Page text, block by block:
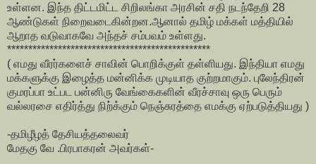
உள்ளன. இந்த திட்டமிட்ட சிறிலங்கா அரசின் சதி நடந்தேறி 28
ஆண்டுகள் நிறைவடைகின்றன.ஆனால் தமிழ் மக்கள் மத்தியில்
ஆறாத வடுவாகவே அந்தச் சம்பவம் உள்ளது.
************************************************
( எமது வீரர்களைச் சாவின் பொறிக்குள் தள்ளியது. இந்தியா எமது
மக்களுக்கு இழைத்த மன்னிக்க முடியாத குற்றமாகும். புலேந்திரன்
குமரப்பா உட்பட பன்னிரு வேங்கைகளின் வீரச்சாவு ஒரு பெரும்
வல்லரசை எதிர்த்து நிற்க்கும் நெஞ்சுரத்தை எமக்கு ஏற்படுத்தியது )
-தமிழீழத் தேசியத்தலைவர்
மேதகு வே .பிரபாகரன் அவர்கள்-